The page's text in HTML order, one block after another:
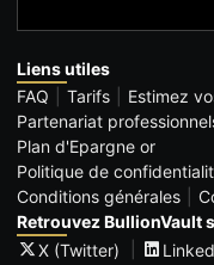
Liens utiles
FAQ
Tarifs Estimez
Partenariat
Plan d'Epargne or
Politique de
Conditions générales
Retrouvez BullionVault
X (Twitter)